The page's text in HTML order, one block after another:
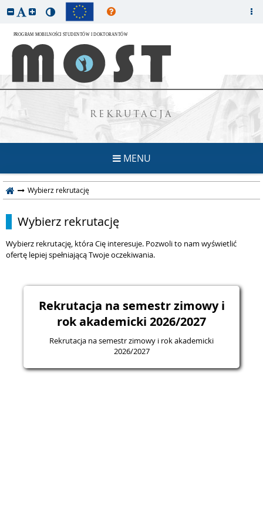
REKRUTACJA
MENU
Wybierz rekrutację
Wybierz rekrutację
Wybierz rekrutację, która Cię interesuje. Pozwoli to nam wyświetlić
ofertę lepiej spełniającą Twoje oczekiwania.
Rekrutacja na semestr zimowy i
rok akademicki 2026/2027
Rekrutacja na semestr zimowy i rok akademicki
2026/2027